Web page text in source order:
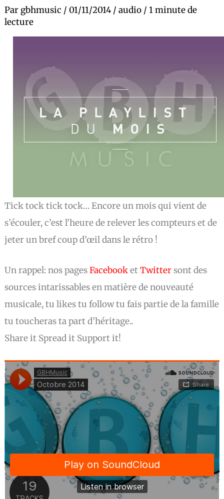
Par gbhmusic / 01/11/2014/audio /1 minute de
lecture
Tick tock tick tock… Encore un mois qui vient de
s’écouler, c’est l’heure de relever les compteurs et de
jeter un bref coup d’œil dans le rétro !
Un rappel: nos pagesFacebooketTwittersont des
sources intarissables en matière de nouveauté
musicale, tu likes tu follow tu fais partie de la famille
tu toucheras ta part d’héritage..
Share it Spread it Support it!